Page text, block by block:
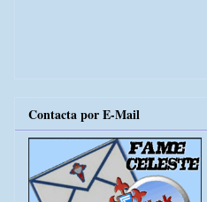
Contacta por E-Mail